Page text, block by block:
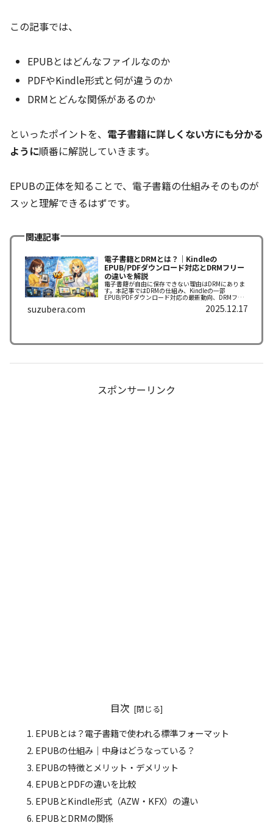
この記事では、
EPUBとはどんなファイルなのか
PDFやKindle形式と何が違うのか
DRMとどんな関係があるのか
といったポイントを、 電子書籍に詳しくない方にも分かる
ように順番に解説していきます。
EPUBの正体を知ることで、電子書籍の仕組みそのものが
スッと理解できるはずです。
関連記事
電子書籍とDRMとは？｜Kindleの
EPUB/PDFダウンロード対応とDRMフリー
の違いを解説
電子書籍が自由に保存できない理由はDRMにありま
す。本記事ではDRMの仕組み、Kindleの一部
EPUB/PDFダウンロード対応の最新動向、DRMフリ
ー電子書籍の見分け方や選び方を初心者向けにわか
suzubera.com 2025.12.17
スポンサーリンク
目次
EPUBとは？電子書籍で使われる標準フォーマット
EPUBの仕組み｜中身はどうなっている？
EPUBの特徴とメリット・デメリット
EPUBとPDFの違いを比較
EPUBとKindle形式（AZW・KFX）の違い
EPUBとDRMの関係